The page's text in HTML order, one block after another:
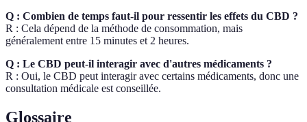
Q : Combien de temps faut-il pour ressentir les effets du CBD ?
R : Cela dépend de la méthode de consommation, mais
généralement entre 15 minutes et 2 heures.
Q : Le CBD peut-il interagir avec d'autres médicaments ?
R : Oui, le CBD peut interagir avec certains médicaments, donc une
consultation médicale est conseillée.
Glossaire